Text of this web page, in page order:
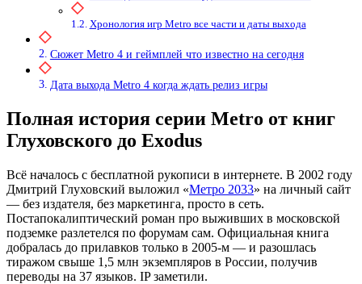
Хронология игр Metro все части и даты выхода
Сюжет Metro 4 и геймплей что известно на сегодня
Дата выхода Metro 4 когда ждать релиз игры
Полная история серии Metro от книг
Глуховского до Exodus
Всё началось с бесплатной рукописи в интернете. В 2002 году
Дмитрий Глуховский выложил «Метро 2033» на личный сайт
— без издателя, без маркетинга, просто в сеть.
Постапокалиптический роман про выживших в московской
подземке разлетелся по форумам сам. Официальная книга
добралась до прилавков только в 2005-м — и разошлась
тиражом свыше 1,5 млн экземпляров в России, получив
переводы на 37 языков. IP заметили.